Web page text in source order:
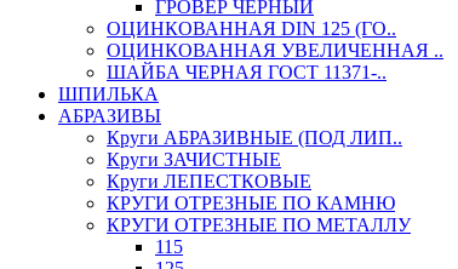
ГРОВЕР ЧЕРНЫЙ
ОЦИНКОВАННАЯ DIN 125 (ГО..
ОЦИНКОВАННАЯ УВЕЛИЧЕННАЯ ..
ШАЙБА ЧЕРНАЯ ГОСТ 11371-..
ШПИЛЬКА
АБРАЗИВЫ
Круги АБРАЗИВНЫЕ (ПОД ЛИП..
Круги ЗАЧИСТНЫЕ
Круги ЛЕПЕСТКОВЫЕ
КРУГИ ОТРЕЗНЫЕ ПО КАМНЮ
КРУГИ ОТРЕЗНЫЕ ПО МЕТАЛЛУ
115